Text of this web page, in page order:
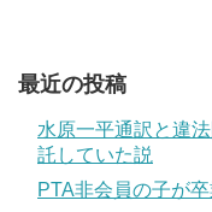
最近の投稿
水原一平通訳と違
託していた説
PTA非会員の子が